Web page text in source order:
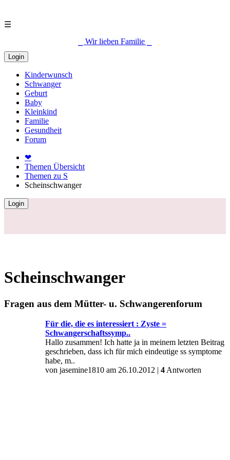
☰
⎯ Wir lieben Familie ⎯
Login
Kinderwunsch
Schwanger
Geburt
Baby
Kleinkind
Familie
Gesundheit
Forum
❤
Themen Übersicht
Themen zu S
Scheinschwanger
Login
Scheinschwanger
Fragen aus dem Mütter- u. Schwangerenforum
Für die, die es interessiert : Zyste =
Schwangerschaftssymp..
Hallo zusammen! Ich hatte ja in meinem letzten Beitrag
geschrieben, dass ich für mich eindeutige ss symptome
habe, m..
von jasemine1810 am 26.10.2012 | 4 Antworten